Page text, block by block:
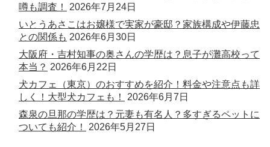
噂も調査！
2026年7月24日
いとうあさこはお嬢様で実家が豪邸？家族構成や伊藤忠
との関係も 2026年6月30日
大阪府・吉村知事の奥さんの学歴は？息子が灘高校って
本当？ 2026年6月22日
犬カフェ（東京）のおすすめを紹介！料金や注意点も詳
しく！大型犬カフェも！
2026年6月7日
森泉の旦那の学歴は？元妻も有名人？多すぎるペットに
ついても紹介！
2026年5月27日